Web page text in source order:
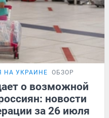
НА УКРАИНЕ ОБЗОР
о возможной
новости
за 26 июля